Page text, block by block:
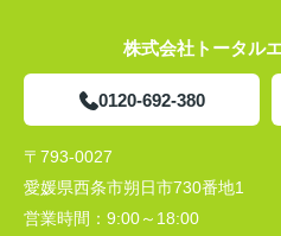
株式会社トータル
0120-692-380
〒793-0027
愛媛県西条市朔日市730番地1
営業時間： 9:00～18:00